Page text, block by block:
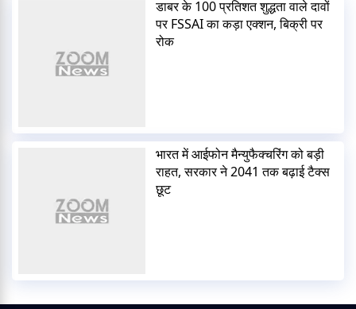
डाबर के 100 प्रतिशत शुद्धता वाले दावों
पर FSSAI का कड़ा एक्शन, बिक्री पर
रोक
भारत में आईफोन मैन्युफैक्चरिंग को बड़ी
राहत, सरकार ने 2041 तक बढ़ाई टैक्स
छूट